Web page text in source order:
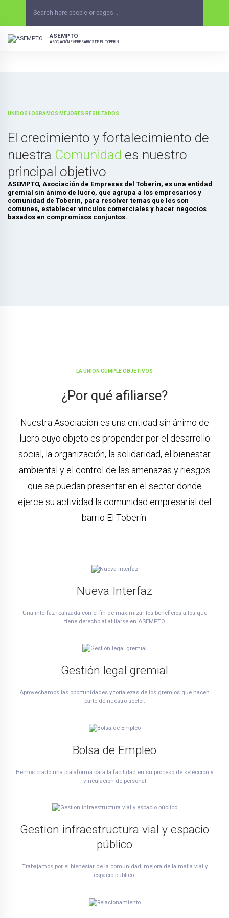
ASEMPTO
ASOCIACIÓN EMPRESARIOS DE EL TOBERIN
UNIDOS LOGRAMOS MEJORES RESULTADOS
El crecimiento y fortalecimiento de
nuestra Comunidad es nuestro
principal objetivo
ASEMPTO, Asociación de Empresas del Toberin, es una entidad
gremial sin ánimo de lucro, que agrupa a los empresarios y
comunidad de Toberin, para resolver temas que les son
comunes, establecer vínculos comerciales y hacer negocios
basados en compromisos conjuntos.
.
LA UNIÓN CUMPLE OBJETIVOS
¿Por qué afiliarse?
Nuestra Asociación es una entidad sin ánimo de
lucro cuyo objeto es propender por el desarrollo
social, la organización, la solidaridad, el bienestar
ambiental y el control de las amenazas y riesgos
que se puedan presentar en el sector donde
ejerce su actividad la comunidad empresarial del
barrio El Toberín.
Nueva Interfaz
Una interfaz realizada con el fin de maximizar los beneficios a los que
tiene derecho al afiliarse en ASEMPTO
Gestión legal gremial
Aprovechamos las oportunidades y fortalezas de los gremios que hacen
parte de nuestro sector.
Bolsa de Empleo
Hemos crado una plataforma para la facilidad en su proceso de selección y
vinculación de personal
Gestion infraestructura vial y espacio
público
Trabajamos por el bienestar de la comunidad, mejora de la malla vial y
espacio público.